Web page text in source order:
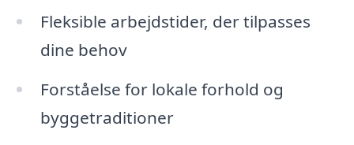
Fleksible arbejdstider, der tilpasses
dine behov
Forståelse for lokale forhold og
byggetraditioner